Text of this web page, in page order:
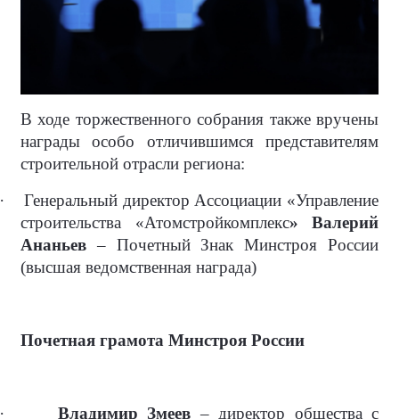
В ходе торжественного собрания также вручены
награды особо отличившимся представителям
строительной отрасли региона:
·
Генеральный директор Ассоциации «Управление
строительства «Атомстройкомплекс» Валерий
Ананьев – Почетный Знак Минстроя России
(высшая ведомственная награда)
Почетная грамота Минстроя России
· Владимир Змеев – директор общества с